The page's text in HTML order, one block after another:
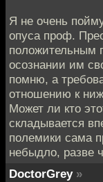
Я не очень
опуса проф.
положительным
осознании им
помню, а
отношению к
Может ли кто
складывается
полемики сама
небыдло, разве
DoctorGrey »